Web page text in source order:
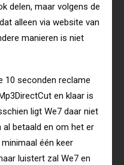
delen, maar volgens de
alleen via website van
manieren is niet
10 seconden reclame
en klaar is
ligt We7 daar niet
al betaald en om het er
één keer
luistert zal We7 en